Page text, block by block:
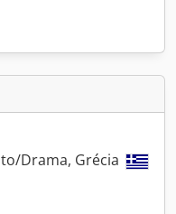
Drama, Grécia